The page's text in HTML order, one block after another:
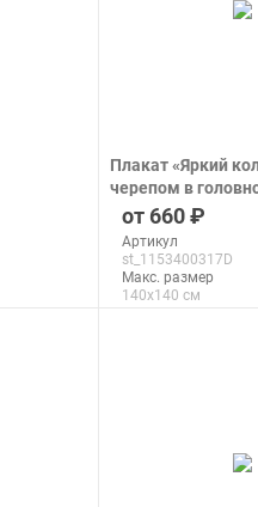
Плакат «Яркий
черепом в
индейцев на
печать на бумаге
660
Артикул
st_1153400317D
Макс. размер
140x140 см